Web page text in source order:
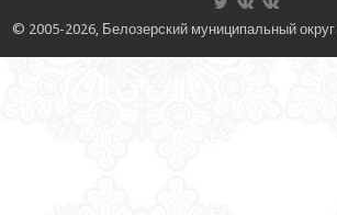
© 2005-2026, Белозерский муниципальный